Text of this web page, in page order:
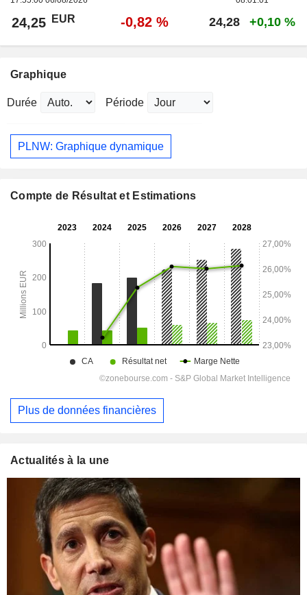
24,25 EUR -0,82 % 24,28 +0,10 %
Graphique
Durée Période
PLNW: Graphique dynamique
Compte de Résultat et Estimations
Plus de données financières
Actualités à la une